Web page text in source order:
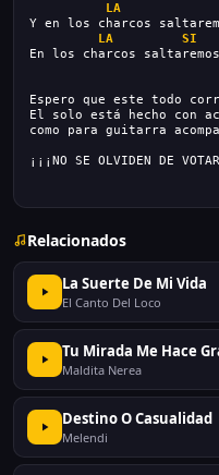
LA
Y en los charcos
LA
SI
En los charcos
Espero que este todo
El solo está hecho con
como para guitarra
¡¡¡NO SE OLVIDEN DE
Relacionados
La Suerte De Mi Vida
El Canto Del Loco
Tu Mirada Me Hace
Maldita Nerea
Destino O Casualidad
Melendi